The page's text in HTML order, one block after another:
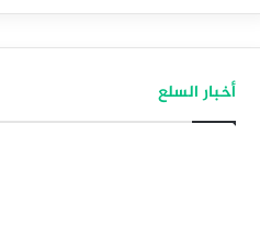
أخبار السلع